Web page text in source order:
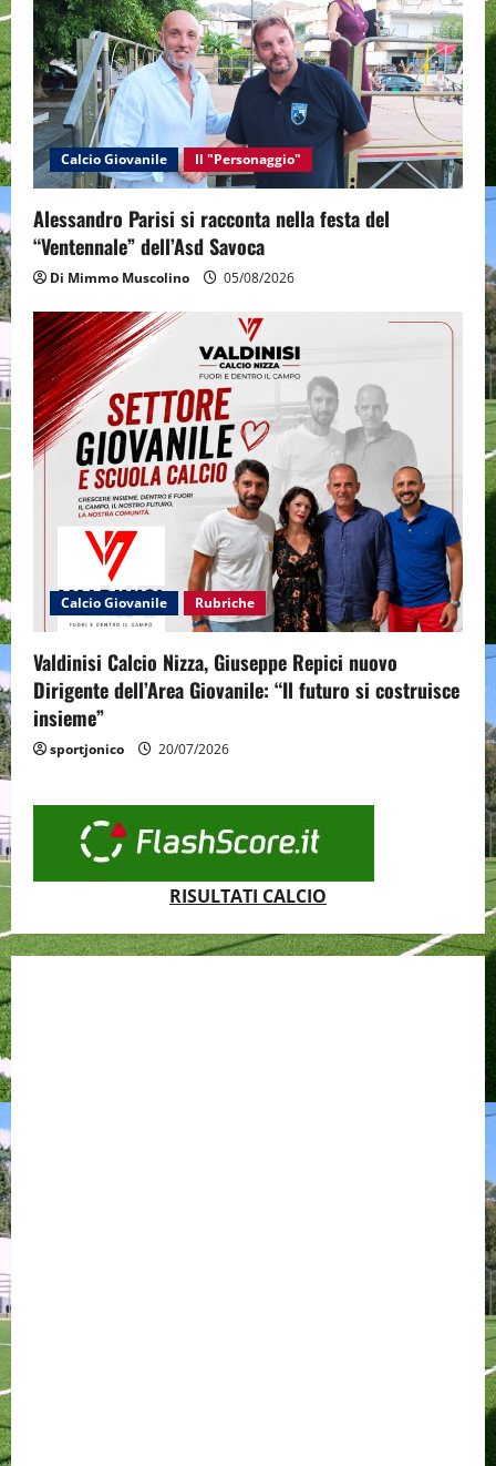
Calcio Giovanile Il "Personaggio"
Alessandro Parisi si racconta nella festa del
“Ventennale” dell’Asd Savoca
Di Mimmo Muscolino 05/08/2026
Calcio Giovanile Rubriche
Valdinisi Calcio Nizza, Giuseppe Repici nuovo
Dirigente dell’Area Giovanile: “Il futuro si costruisce
insieme”
sportjonico 20/07/2026
RISULTATI CALCIO